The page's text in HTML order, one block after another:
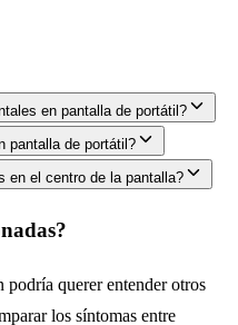
en pantalla de portátil?
pantalla de portátil?
en el centro de la pantalla?
podría querer entender otros
los síntomas entre